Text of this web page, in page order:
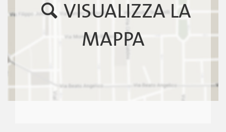
VISUALIZZA LA
MAPPA